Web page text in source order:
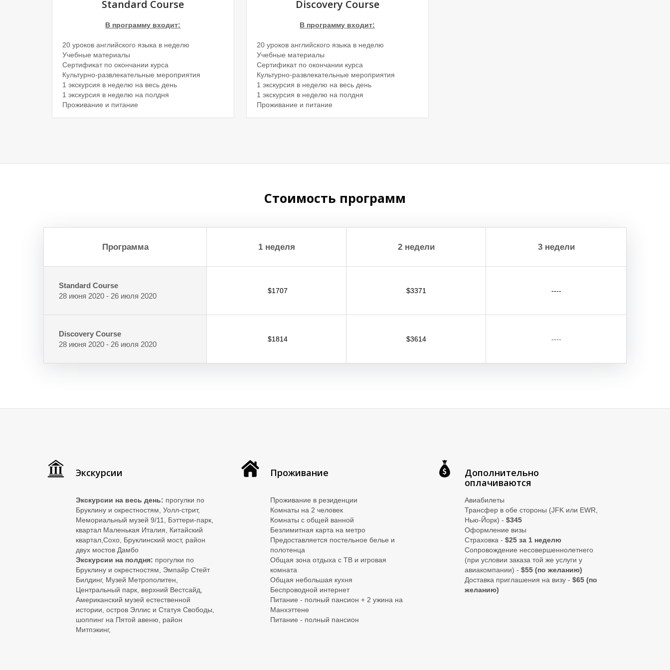
Standard Course
В программу входит:
20 уроков английского языка в неделю
Учебные материалы
Сертификат по окончании курса
Культурно-развлекательные мероприятия
1 экскурсия в неделю на весь день
1 экскурсия в неделю на полдня
Проживание и питание
Discovery Course
В программу входит:
20 уроков английского языка в неделю
Учебные материалы
Сертификат по окончании курса
Культурно-развлекательные мероприятия
1 экскурсия в неделю на весь день
1 экскурсия в неделю на полдня
Проживание и питание
Стоимость программ
Программа 1 неделя 2 недели 3 недели
Standard Course
28 июня 2020 - 26 июля 2020
$1707 $3371 ----
Discovery Course
28 июня 2020 - 26 июля 2020
$1814 $3614 ----
Экскурсии
Экскурсии на весь день: прогулки по
Бруклину и окрестностям, Уолл-стрит,
Мемориальный музей 9/11, Бэттери-парк,
квартал Маленькая Италия, Китайский
квартал,Сохо, Бруклинский мост, район
двух мостов Дамбо
Экскурсии на полдня: прогулки по
Бруклину и окрестностям, Эмпайр Стейт
Билдинг, Музей Метрополитен,
Центральный парк, верхний Вестсайд,
Американский музей естественной
истории, остров Эллис и Статуя Свободы,
шоппинг на Пятой авеню, район
Митпэкинг,
Проживание
Проживание в резиденции
Комнаты на 2 человек
Комнаты с общей ванной
Безлимитная карта на метро
Предоставляется постельное белье и
полотенца
Общая зона отдыха с ТВ и игровая
комната
Общая небольшая кухня
Беспроводной интернет
Питание - полный пансион + 2 ужина на
Манхэттене
Питание - полный пансион
Дополнительно
оплачиваются
Авиабилеты
Трансфер в обе стороны (JFK или EWR,
Нью-Йорк) - $345
Оформление визы
Страховка - $25 за 1 неделю
Сопровождение несовершеннолетнего
(при условии заказа той же услуги у
авиакомпании) - $55 (по желанию)
Доставка приглашения на визу - $65 (по
желанию)